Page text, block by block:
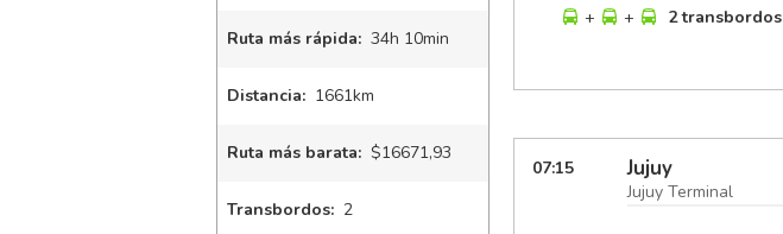
Ruta más rápida: 34h 10min
Distancia: 1661km
Ruta más barata: $16671,93
Transbordos: 2
+
+ 2 transbordos
07:15 Jujuy
Jujuy Terminal